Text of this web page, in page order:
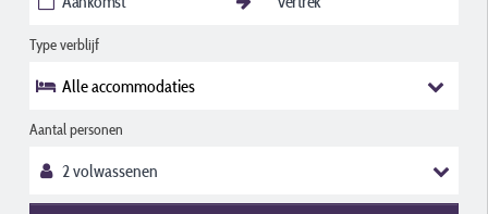
Type verblijf
Alle accommodaties
Aantal personen